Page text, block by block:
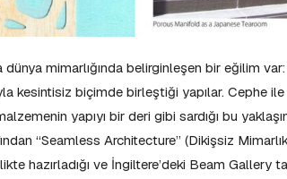
mimarlığında belirginleşen bir eğilim var:
kesintisiz biçimde birleştiği yapılar. Cephe
yapıyı bir deri gibi sardığı bu
“Seamless Architecture” (Dikişsiz
hazırladığı ve İngiltere’deki Beam Gallery